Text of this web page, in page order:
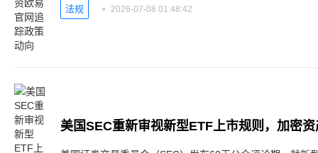
法规 2026-07-08 01:48:42
美国SEC重新审视新型ETF上市规则，加密